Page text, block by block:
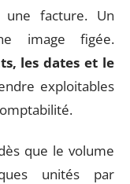
une facture. Un
image figée.
les dates et le
exploitables
que le volume
unités par